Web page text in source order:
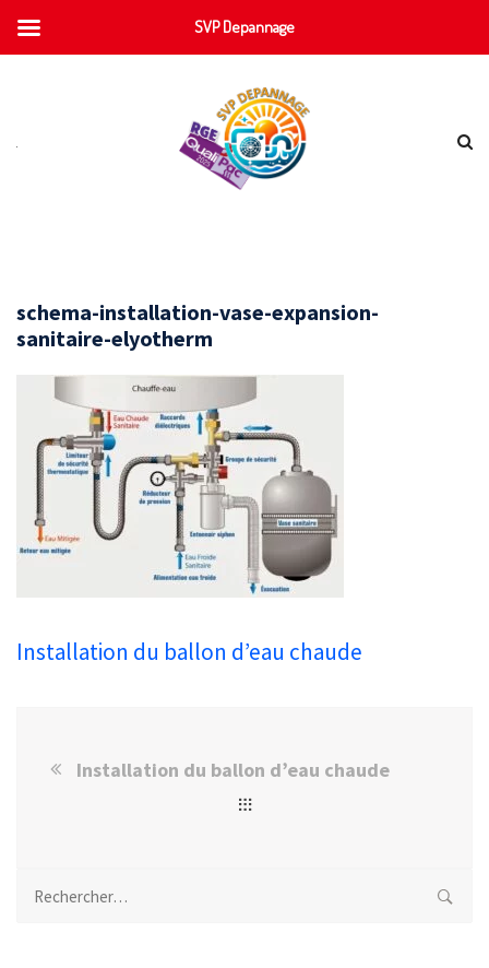
schema-installation-vase-expansion-
sanitaire-elyotherm
Installation du ballon d’eau chaude
Installation du ballon d’eau chaude
Rechercher :
SVP Depannage